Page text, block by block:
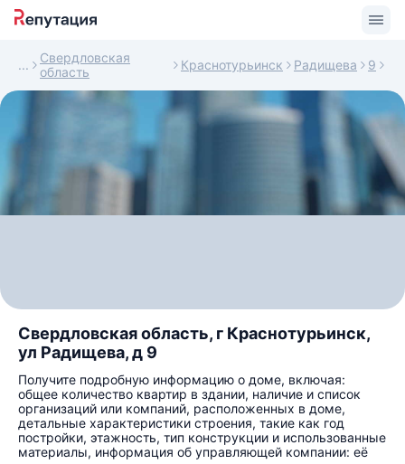
Свердловская
область
Краснотурьинск Радищева 9
Свердловская область, г Краснотурьинск,
ул Радищева, д 9
Получите подробную информацию о доме, включая:
общее количество квартир в здании, наличие и список
организаций или компаний, расположенных в доме,
детальные характеристики строения, такие как год
постройки, этажность, тип конструкции и использованные
материалы, информация об управляющей компании: её